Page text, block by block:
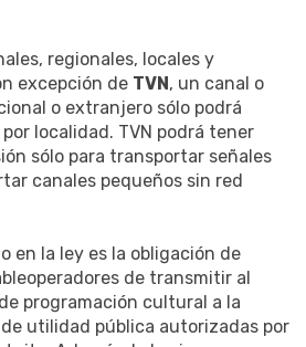
regionales, locales y
excepción de TVN, un canal o
o extranjero sólo podrá
localidad. TVN podrá tener
sólo para transportar señales
canales pequeños sin red
en la ley es la obligación de
de transmitir al
programación cultural a la
utilidad pública autorizadas por